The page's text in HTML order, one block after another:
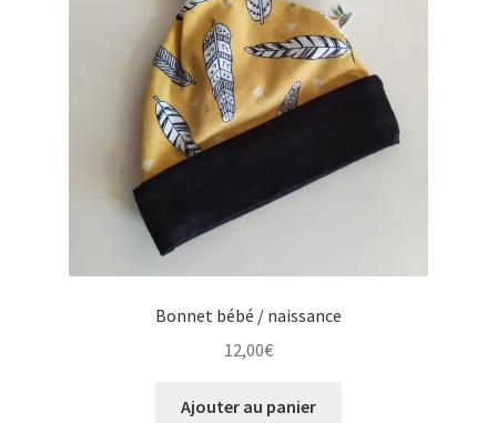
Bonnet bébé / naissance
12,00€
Ajouter au panier